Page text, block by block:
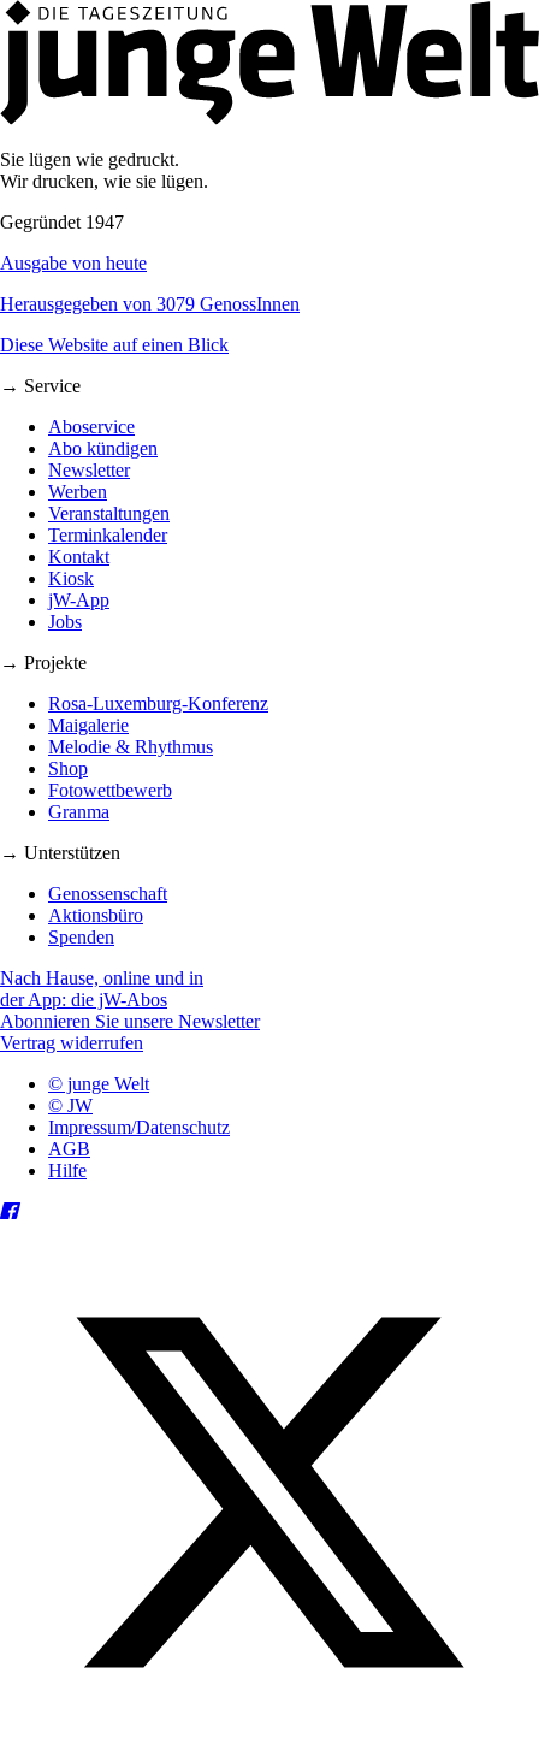
Sie lügen wie gedruckt.
Wir drucken, wie sie lügen.
Gegründet 1947
Ausgabe von heute
Herausgegeben von 3079 GenossInnen
Diese Website auf einen Blick
→ Service
Aboservice
Abo kündigen
Newsletter
Werben
Veranstaltungen
Terminkalender
Kontakt
Kiosk
jW-App
Jobs
→ Projekte
Rosa-Luxemburg-Konferenz
Maigalerie
Melodie & Rhythmus
Shop
Fotowettbewerb
Granma
→ Unterstützen
Genossenschaft
Aktionsbüro
Spenden
Nach Hause, online und in
der App: die jW-Abos
Abonnieren Sie unsere Newsletter
Vertrag widerrufen
© junge Welt
© JW
Impressum/Datenschutz
AGB
Hilfe